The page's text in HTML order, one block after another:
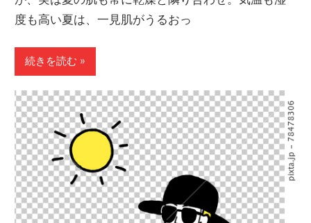
度も高い夏は、一見肌がうるおっ
続きを読む »